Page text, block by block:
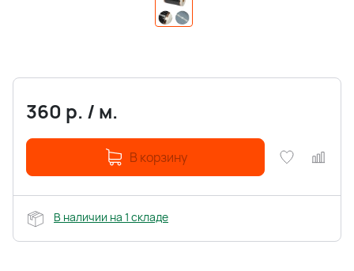
360 р. / м.
В корзину
В наличии на 1 складе